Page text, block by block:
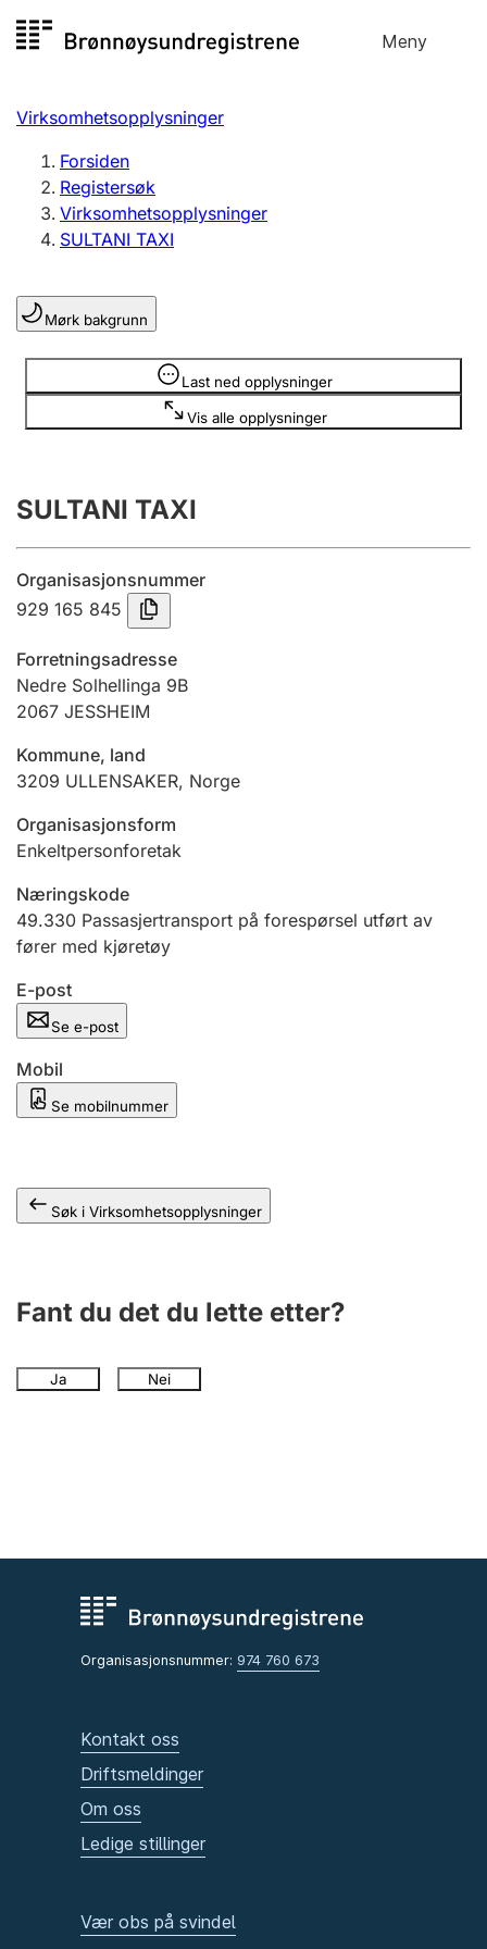
til
Meny
Registersøk
Aksjeselskap
Enkeltpersonforetak
Registrere, endre, slette
Lag og forening
Registrere, endre, slette
Årsregnskap
Innsending og forsinkelsesgebyr
Tinglysing
Jeger
Ektepaktveileder
Offentlig sektor
Andre tema
Virksomhetsopplysninger
Forsiden
Registersøk
Virksomhetsopplysninger
SULTANI TAXI
Mørk bakgrunn
Last ned opplysninger
Vis alle opplysninger
Opplysninger er skjult
SULTANI TAXI
Organisasjonsnummer
929 165 845
Forretningsadresse
Nedre Solhellinga 9B
2067 JESSHEIM
Kommune, land
3209 ULLENSAKER, Norge
Organisasjonsform
Enkeltpersonforetak
Næringskode
49.330 Passasjertransport på forespørsel utført av
fører med kjøretøy
E-post
Se e-post
Mobil
Se mobilnummer
Søk i Virksomhetsopplysninger
Fant du det du lette etter?
Ja Nei
Organisasjonsnummer: 974 760 673
Kontakt oss
Driftsmeldinger
Om oss
Ledige stillinger
Vær obs på svindel